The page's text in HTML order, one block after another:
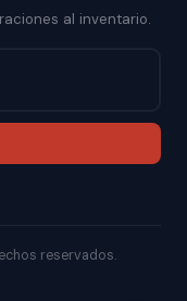
al inventario.
reservados.